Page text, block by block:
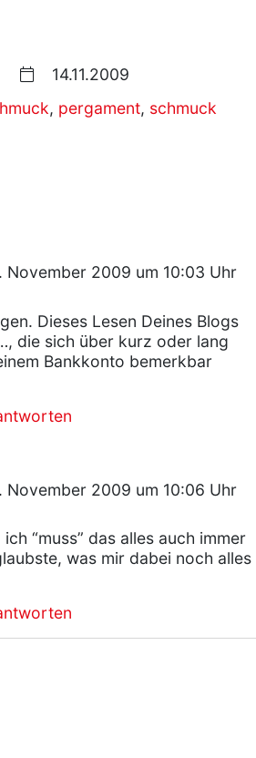
14.11.2009
, pergament, schmuck
November 2009 um 10:03 Uhr
Dieses Lesen Deines Blogs
die sich über kurz oder lang
Bankkonto bemerkbar
November 2009 um 10:06 Uhr
“muss” das alles auch immer
was mir dabei noch alles